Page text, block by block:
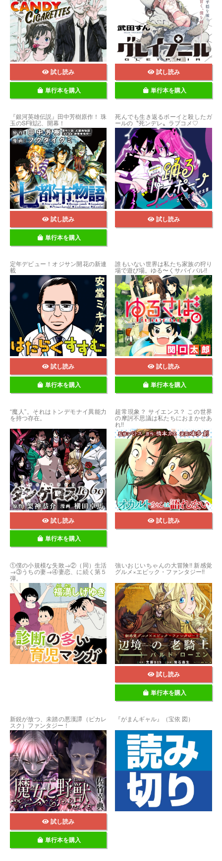
試し読み
単行本を購入
試し読み
単行本を購入
『銀河英雄伝説』田中芳樹原作！ 珠
玉のSF戦記、開幕！
試し読み
単行本を購入
死んでも生き返るボーイと殺したガ
ールの〝死ンデレ〟ラブコメ♡
試し読み
定年デビュー！オジサン開花の新連
載
試し読み
単行本を購入
誰もいない世界は私たち家族の狩り
場で遊び場。ゆる〜くサバイバル!!
試し読み
単行本を購入
“魔人”。それはトンデモナイ異能力
を持つ存在。
試し読み
単行本を購入
超常現象？ サイエンス？ この世界
の摩訶不思議は私たちにおまかせあ
れ!!
試し読み
①僕の小規模な失敗→②（同）生活
→③うちの妻→④妻恋、に続く第５
弾。
強いおじいちゃんの大冒険!! 新感覚
グルメ×エピック・ファンタジー!!
試し読み
単行本を購入
新鋭が放つ、未踏の悪漢譚（ピカレ
スク）ファンタジー！
試し読み
単行本を購入
『がまんギャル』（宝依 図）